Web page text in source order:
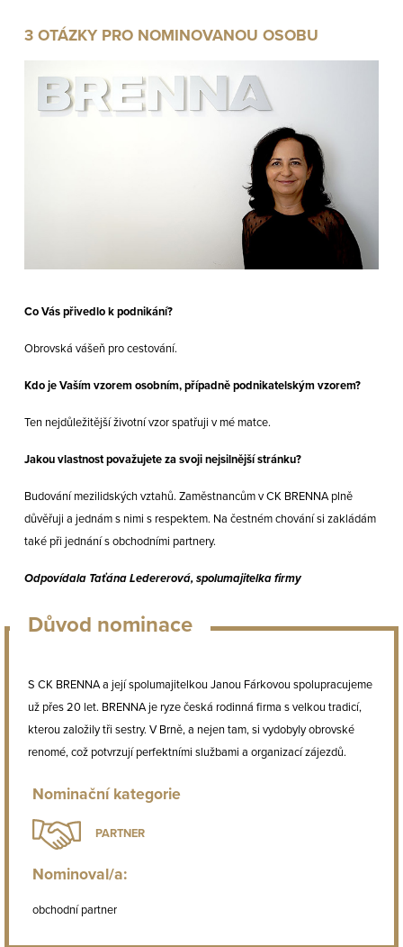
3 OTÁZKY PRO NOMINOVANOU OSOBU
Co Vás přivedlo k podnikání?
Obrovská vášeň pro cestování.
Kdo je Vaším vzorem osobním, případně podnikatelským vzorem?
Ten nejdůležitější životní vzor spatřuji v mé matce.
Jakou vlastnost považujete za svoji nejsilnější stránku?
Budování mezilidských vztahů. Zaměstnancům v CK BRENNA plně
důvěřuji a jednám s nimi s respektem. Na čestném chování si zakládám
také při jednání s obchodními partnery.
Odpovídala Taťána Ledererová, spolumajitelka firmy
Důvod nominace
S CK BRENNA a její spolumajitelkou Janou Fárkovou spolupracujeme
už přes 20 let. BRENNA je ryze česká rodinná firma s velkou tradicí,
kterou založily tři sestry. V Brně, a nejen tam, si vydobyly obrovské
renomé, což potvrzují perfektními službami a organizací zájezdů.
Nominační kategorie
PARTNER
Nominoval/a:
obchodní partner